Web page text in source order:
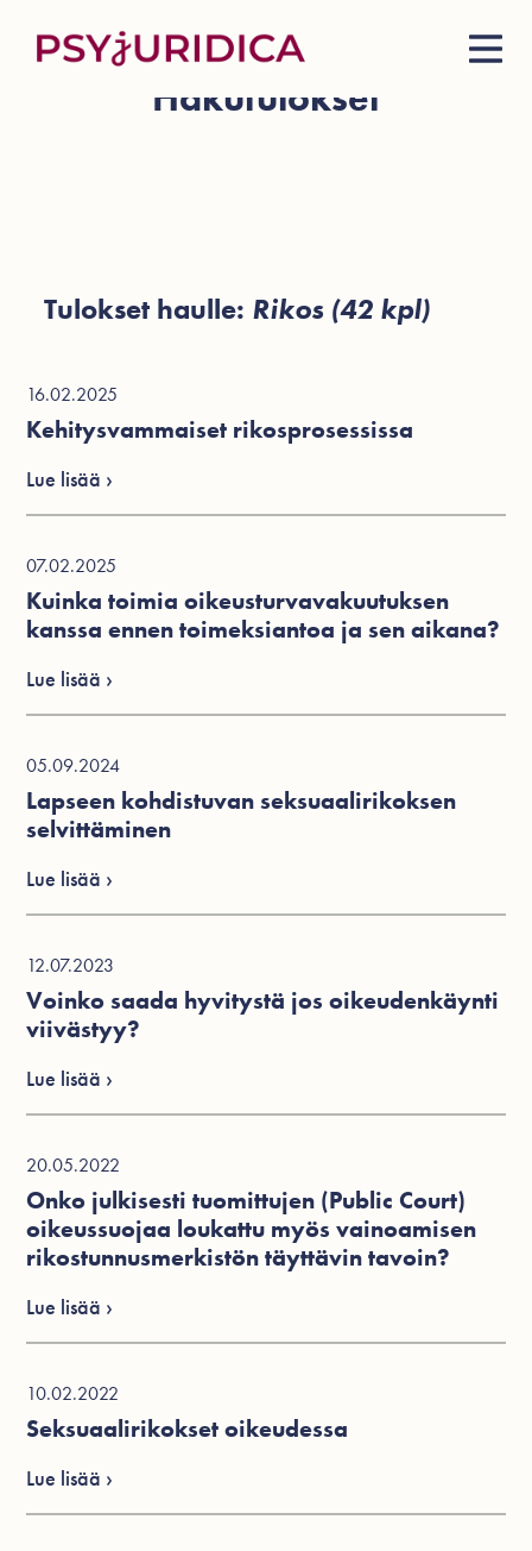
Hakutulokset
Tulokset haulle: Rikos (42 kpl)
10.02.2022
Seksuaalirikokset oikeudessa
Lue lisää ›
20.05.2022
Onko julkisesti tuomittujen (Public Court)
oikeussuojaa loukattu myös vainoamisen
rikostunnusmerkistön täyttävin tavoin?
Lue lisää ›
12.07.2023
Voinko saada hyvitystä jos oikeudenkäynti
viivästyy?
Lue lisää ›
05.09.2024
Lapseen kohdistuvan seksuaalirikoksen
selvittäminen
Lue lisää ›
07.02.2025
Kuinka toimia oikeusturvavakuutuksen
kanssa ennen toimeksiantoa ja sen aikana?
Lue lisää ›
16.02.2025
Kehitysvammaiset rikosprosessissa
Lue lisää ›